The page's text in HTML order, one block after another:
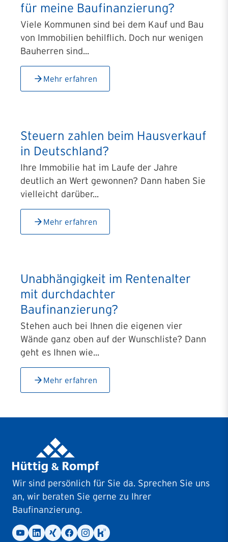
für meine Baufinanzierung?
Viele Kommunen sind bei dem Kauf und Bau
von Immobilien behilflich. Doch nur wenigen
Bauherren sind...
Mehr erfahren
Steuern zahlen beim Hausverkauf
in Deutschland?
Ihre Immobilie hat im Laufe der Jahre
deutlich an Wert gewonnen? Dann haben Sie
vielleicht darüber...
Mehr erfahren
Unabhängigkeit im Rentenalter
mit durchdachter
Baufinanzierung?
Stehen auch bei Ihnen die eigenen vier
Wände ganz oben auf der Wunschliste? Dann
geht es Ihnen wie...
Mehr erfahren
Wir sind persönlich für Sie da. Sprechen Sie uns
an, wir beraten Sie gerne zu Ihrer
Baufinanzierung.